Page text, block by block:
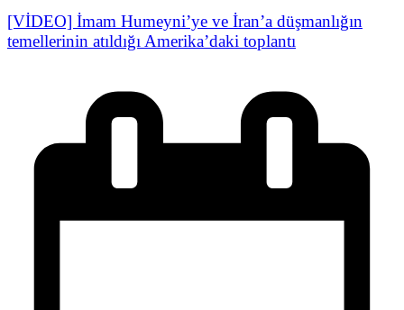
[VİDEO] İmam Humeyni’ye ve İran’a düşmanlığın
temellerinin atıldığı Amerika’daki toplantı